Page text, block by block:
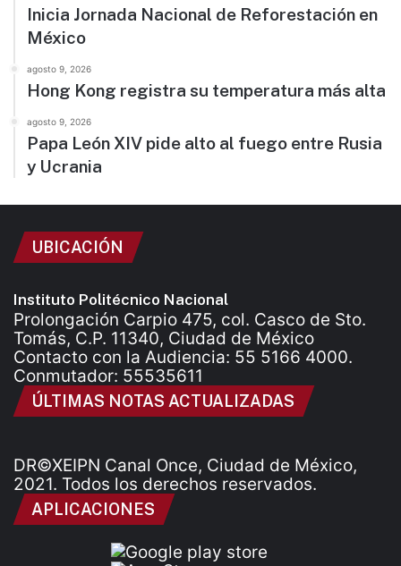
Inicia Jornada Nacional de Reforestación en
México
agosto 9, 2026
Hong Kong registra su temperatura más alta
agosto 9, 2026
Papa León XIV pide alto al fuego entre Rusia
y Ucrania
UBICACIÓN
Instituto Politécnico Nacional
Prolongación Carpio 475, col. Casco de Sto.
Tomás, C.P. 11340, Ciudad de México
Contacto con la Audiencia: 55 5166 4000.
Conmutador: 55535611
ÚLTIMAS NOTAS ACTUALIZADAS
DR©XEIPN Canal Once, Ciudad de México,
2021. Todos los derechos reservados.
APLICACIONES